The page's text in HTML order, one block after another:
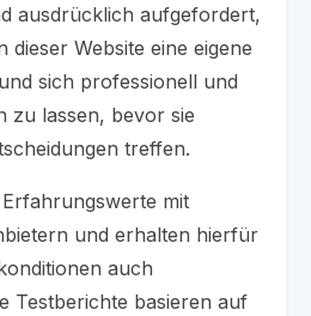
ausdrücklich aufgefordert,
dieser Website eine eigene
sich professionell und
zu lassen, bevor sie
treffen.
mit
und erhalten hierfür
auch
Testberichte basieren auf